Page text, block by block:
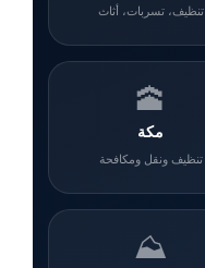
تنظيف، تسربات، أثاث
🕋
مكة
تنظيف ونقل ومكافحة
⛰️